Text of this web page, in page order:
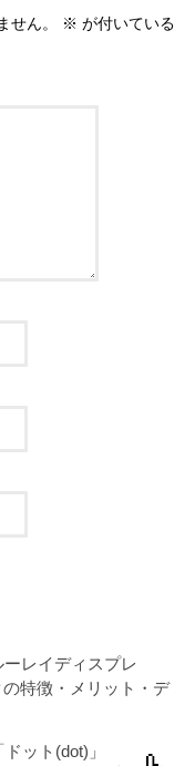
せん。 ※ が付いている
ーレイディスプレ
特徴・メリット・デ
ット(dot)」